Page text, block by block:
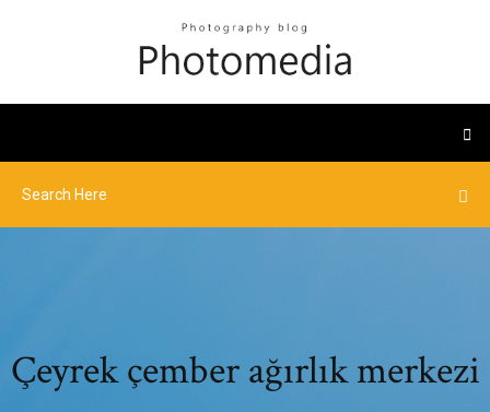
Çeyrek çember ağırlık merkezi